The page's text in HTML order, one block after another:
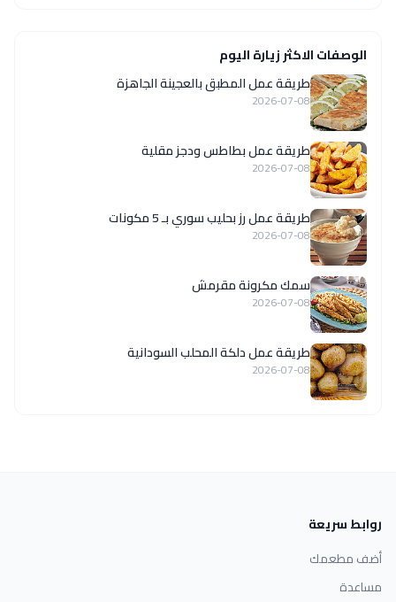
الوصفات الاكثر زيارة اليوم
طريقة عمل المطبق بالعجينة الجاهزة
2026-07-08
طريقة عمل بطاطس ودجز مقلية
2026-07-08
طريقة عمل رز بحليب سوري بـ 5 مكونات
2026-07-08
سمك مكرونة مقرمش
2026-07-08
طريقة عمل دلكة المحلب السودانية
2026-07-08
روابط سريعة
أضف مطعمك
مساعدة